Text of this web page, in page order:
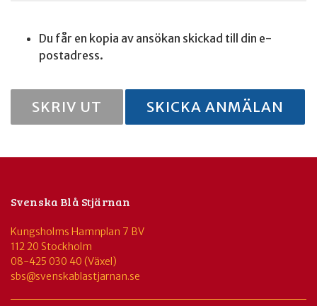
Du får en kopia av ansökan skickad till din e-
postadress.
SKRIV UT SKICKA ANMÄLAN
Svenska Blå Stjärnan
Kungsholms Hamnplan 7 BV
112 20 Stockholm
08-425 030 40 (Växel)
sbs@svenskablastjarnan.se